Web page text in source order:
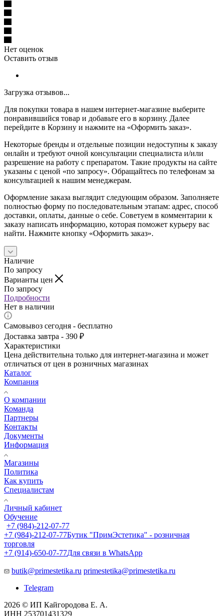
Нет оценок
Оставить отзыв
Загрузка отзывов...
Для покупки товара в нашем интернет-магазине выберите
понравившийся товар и добавьте его в корзину. Далее
перейдите в Корзину и нажмите на «Оформить заказ».
Некоторые бренды и отдельные позиции недоступны к заказу
онлайн и требуют очной консультации специалиста и/или
разрешение на работу с препаратом. Такие продукты на сайте
указаны с ценой «по запросу». Обращайтесь по телефонам за
консультацией к нашим менеджерам.
Оформление заказа выглядит следующим образом. Заполняете
полностью форму по последовательным этапам: адрес, способ
доставки, оплаты, данные о себе. Советуем в комментарии к
заказу написать информацию, которая поможет курьеру вас
найти. Нажмите кнопку «Оформить заказ».
Наличие
По запросу
Варианты цен
По запросу
Подробности
Нет в наличии
Самовывоз сегодня - бесплатно
Доставка завтра - 390 ₽
Характеристики
Цена действительна только для интернет-магазина и может
отличаться от цен в розничных магазинах
Каталог
Компания
О компании
Команда
Партнеры
Контакты
Документы
Информация
Магазины
Политика
Как купить
Специалистам
Личный кабинет
Обучение
+7 (984)-212-07-77
+7 (984)-212-07-77Бутик "ПримЭстетика" - розничная
торговля
+7 (914)-650-07-77Для связи в WhatsApp
butik@primestetika.ru primestetika@primestetika.ru
Telegram
2026 © ИП Кайгородова Е. А.
ИНН 253701431329